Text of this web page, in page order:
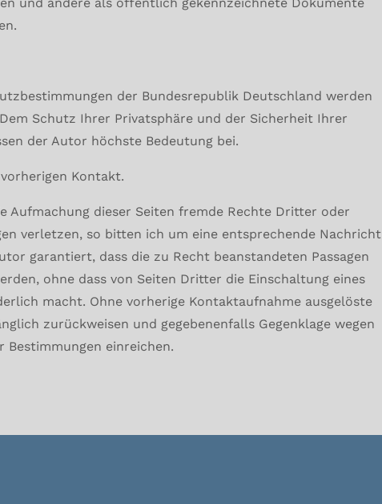
der Bundesrepublik Deutschland werden
Schutz Ihrer Privatsphäre und der Sicherheit Ihrer
der Autor höchste Bedeutung bei.
Kontakt.
Aufmachung dieser Seiten fremde Rechte Dritter oder
verletzen, so bitten ich um eine entsprechende Nachricht
garantiert, dass die zu Recht beanstandeten Passagen
ohne dass von Seiten Dritter die Einschaltung eines
macht. Ohne vorherige Kontaktaufnahme ausgelöste
zurückweisen und gegebenenfalls Gegenklage wegen
Bestimmungen einreichen.